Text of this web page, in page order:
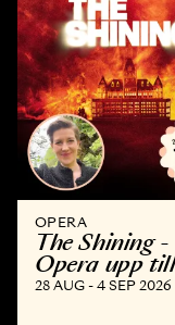
OPERA
The Shining -
Opera upp
28 AUG - 4 SEP 2026